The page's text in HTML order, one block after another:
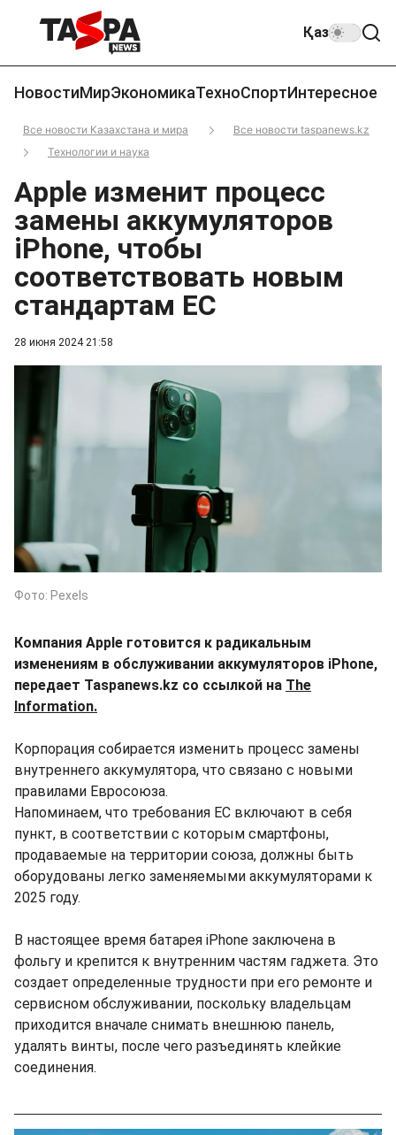
Қаз
НовостиМирЭкономикаТехноСпортИнтересное
Все новости Казахстана и мира
Все новости taspanews.kz
Технологии и наука
28 июня 2024 21:58
Apple изменит процесс
замены аккумуляторов
iPhone, чтобы
соответствовать новым
стандартам ЕС
Фото: Pexels
Компания Apple готовится к радикальным
изменениям в обслуживании аккумуляторов iPhone,
передает Taspanews.kz со ссылкой на The
Information.
Корпорация собирается изменить процесс замены
внутреннего аккумулятора, что связано с новыми
правилами Евросоюза.
Напоминаем, что требования ЕС включают в себя
пункт, в соответствии с которым смартфоны,
продаваемые на территории союза, должны быть
оборудованы легко заменяемыми аккумуляторами к
2025 году.
В настоящее время батарея iPhone заключена в
фольгу и крепится к внутренним частям гаджета. Это
создает определенные трудности при его ремонте и
сервисном обслуживании, поскольку владельцам
приходится вначале снимать внешнюю панель,
удалять винты, после чего разъединять клейкие
соединения.